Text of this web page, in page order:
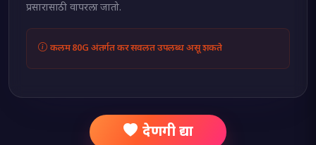
प्रसारासाठी वापरला जातो.
कलम 80G अंतर्गत कर सवलत उपलब्ध असू शकते
देणगी द्या